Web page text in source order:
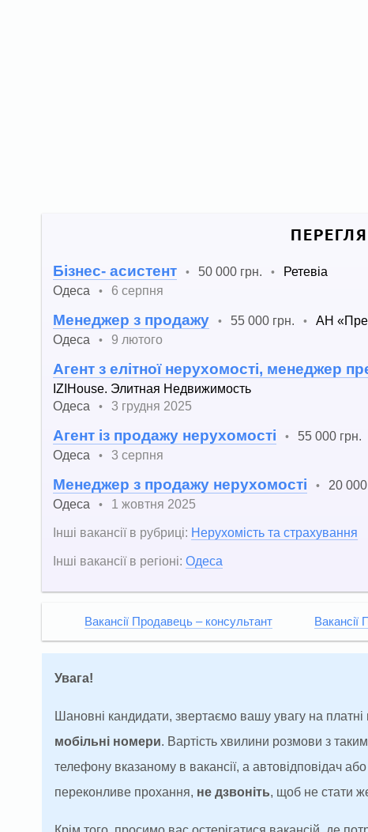
Бізнес- асистент • 50 000 грн. •
Ретевіа
Одеса
• 6 серпня
Менеджер з продажу • 55 000 грн. •
АН
Одеса
• 9 лютого
Агент з елітної нерухомості, менеджер
IZIHouse. Элитная Недвижимость
Одеса
• 3 грудня 2025
Агент із продажу нерухомості • 55 000 грн.
Одеса
• 3 серпня
Менеджер з продажу нерухомості • 20
Одеса
•
1 жовтня 2025
Інші вакансії в рубриці: Нерухомість та страхування
Інші вакансії в регіоні: Одеса
Вакансії Продавець – консультант
Увага!
Шановні кандидати, звертаємо вашу увагу на
мобільні номери. Вартість хвилини розмови з
телефону вказаному в вакансії, а автовідповідач
переконливе прохання, не дзвоніть, щоб не стати